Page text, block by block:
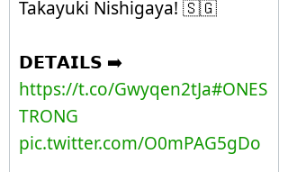
Takayuki Nishigaya! 🇸🇬
𝗗𝗘𝗧𝗔𝗜𝗟𝗦 ➡️
https://t.co/Gwyqen2tJa#ONES
TRONG
pic.twitter.com/O0mPAG5gDo